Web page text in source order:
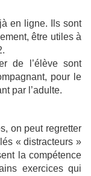
en ligne. Ils sont
être utiles à
de l’élève sont
pour le
par l’adulte.
on peut regretter
« distracteurs »
la compétence
exercices qui